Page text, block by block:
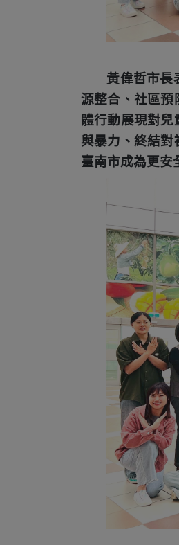
黃偉哲市長
源整合、社區預
體行動展現對兒
與暴力、終結對
臺南市成為更安